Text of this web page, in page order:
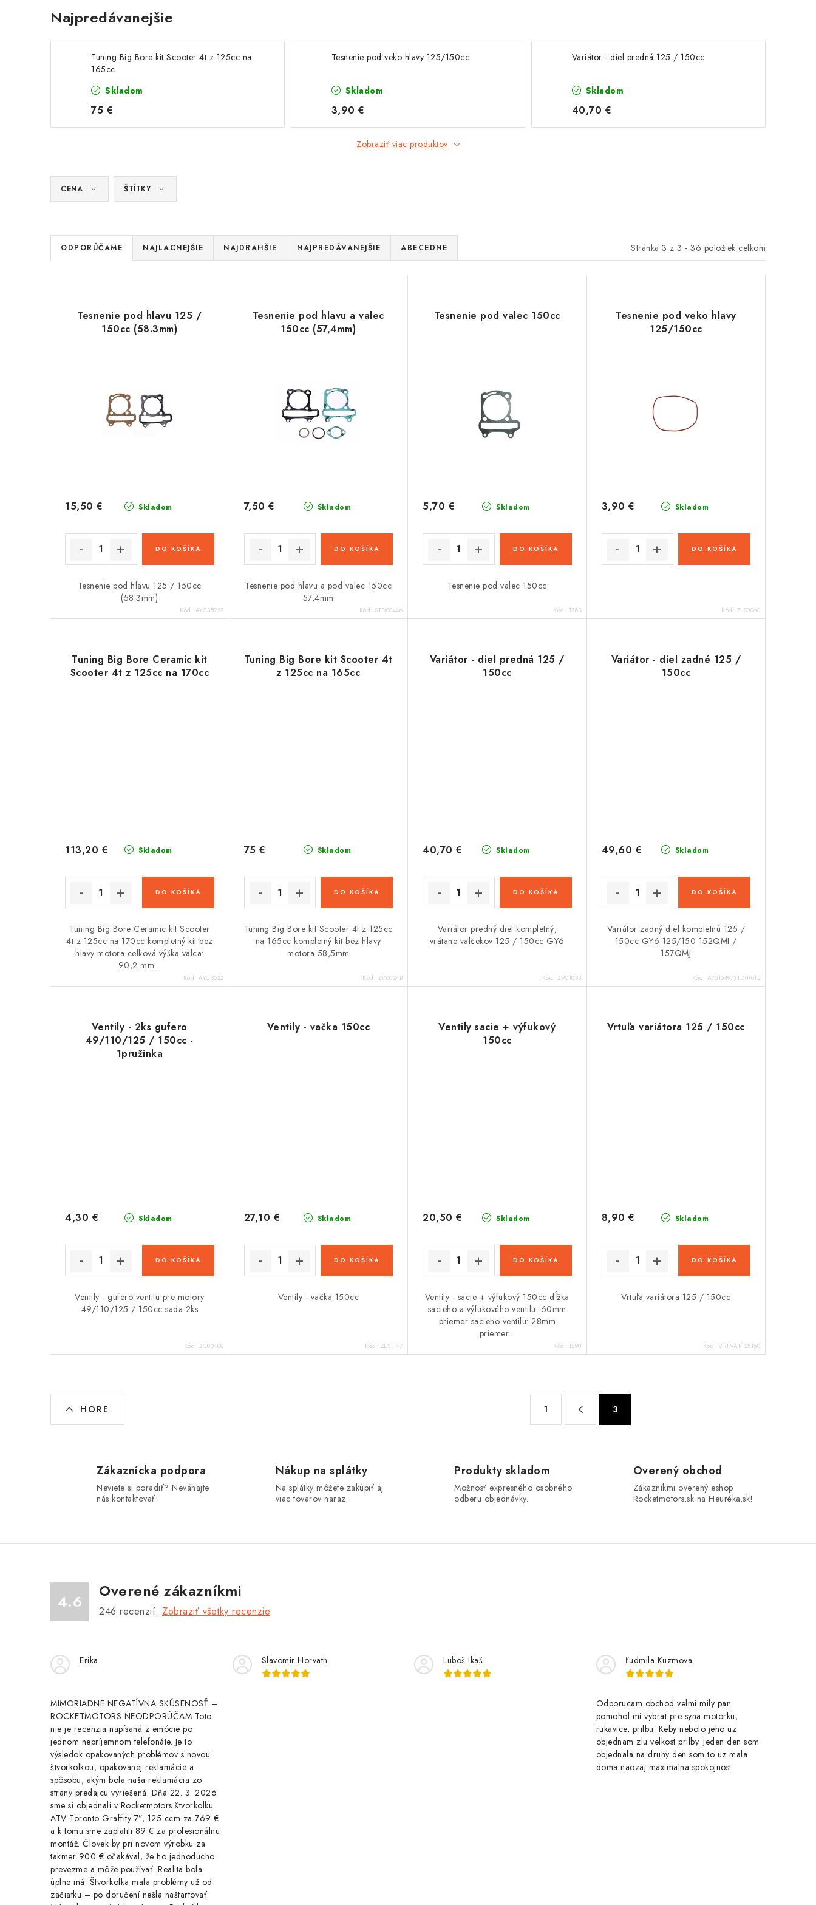
Najpredávanejšie
Tuning Big Bore kit Scooter 4t z 125cc na
165cc
Skladom
75 €
Tesnenie pod veko hlavy 125/150cc
Skladom
3,90 €
Variátor - diel predná 125 / 150cc
Skladom
40,70 €
Zobraziť viac produktov
CENA ŠTÍTKY
Stránka 3 z 3 - 36 položiek celkom
R
a
ODPORÚČAME NAJLACNEJŠIE NAJDRAHŠIE NAJPREDÁVANEJŠIE ABECEDNE
Tesnenie pod hlavu 125 /
150cc (58.3mm)
Skladom
15,50 €
DO KOŠÍKA
Tesnenie pod hlavu 125 / 150cc
(58.3mm)
Kód: AYC35222
Tesnenie pod hlavu a valec
150cc (57,4mm)
Skladom
7,50 €
DO KOŠÍKA
Tesnenie pod hlavu a pod valec 150cc
57,4mm
Kód: STD00446
Tesnenie pod valec 150cc
Skladom
5,70 €
DO KOŠÍKA
Tesnenie pod valec 150cc
Kód: 1283
Tesnenie pod veko hlavy
125/150cc
Skladom
3,90 €
DO KOŠÍKA
Kód: ZLS0060
Tuning Big Bore Ceramic kit
Scooter 4t z 125cc na 170cc
Skladom
113,20 €
DO KOŠÍKA
Tuning Big Bore Ceramic kit Scooter
4t z 125cc na 170cc kompletný kit bez
hlavy motora celková výška valca:
90,2 mm...
Kód: AYC3522
Tuning Big Bore kit Scooter 4t
z 125cc na 165cc
Skladom
75 €
DO KOŠÍKA
Tuning Big Bore kit Scooter 4t z 125cc
na 165cc kompletný kit bez hlavy
motora 58,5mm
Kód: ZV0024B
Variátor - diel predná 125 /
150cc
Skladom
40,70 €
DO KOŠÍKA
Variátor predný diel kompletný,
vrátane valčekov 125 / 150cc GY6
Kód: ZV0103B
Variátor - diel zadné 125 /
150cc
Skladom
49,60 €
DO KOŠÍKA
Variátor zadný diel kompletnú 125 /
150cc GY6 125/150 152QMI /
157QMJ
Kód: AY51649/STD01015
Ventily - 2ks gufero
49/110/125 / 150cc -
1pružinka
Skladom
4,30 €
DO KOŠÍKA
Ventily - gufero ventilu pre motory
49/110/125 / 150cc sada 2ks
Kód: ZC00400
Ventily - vačka 150cc
Skladom
27,10 €
DO KOŠÍKA
Ventily - vačka 150cc
Kód: ZLS1147
Ventily sacie + výfukový
150cc
Skladom
20,50 €
DO KOŠÍKA
Ventily - sacie + výfukový 150cc dĺžka
sacieho a výfukového ventilu: 60mm
priemer sacieho ventilu: 28mm
priemer...
Kód: 1290
Vrtuľa variátora 125 / 150cc
Skladom
8,90 €
DO KOŠÍKA
Vrtuľa variátora 125 / 150cc
Kód: VRTVAR125150
O
v
i
p
v
y
ý
p
i
s
u
S
n
k
o
1 3
HORE
Zákaznícka podpora
Neviete si poradiť? Neváhajte
nás kontaktovať!
Nákup na splátky
Na splátky môžete zakúpiť aj
viac tovarov naraz.
Produkty skladom
Možnosť expresného osobného
odberu objednávky.
Overený obchod
Zákazníkmi overený eshop
Rocketmotors.sk na Heuréka.sk!
4.6
Overené zákazníkmi
246 recenzií. Zobraziť všetky recenzie
Erika
MIMORIADNE NEGATÍVNA SKÚSENOSŤ –
ROCKETMOTORS NEODPORÚČAM Toto
nie je recenzia napísaná z emócie po
jednom nepríjemnom telefonáte. Je to
výsledok opakovaných problémov s novou
štvorkolkou, opakovanej reklamácie a
spôsobu, akým bola naša reklamácia zo
strany predajcu vyriešená. Dňa 22. 3. 2026
sme si objednali v Rocketmotors štvorkolku
ATV Toronto Graffity 7”, 125 ccm za 769 €
a k tomu sme zaplatili 89 € za profesionálnu
montáž. Človek by pri novom výrobku za
takmer 900 € očakával, že ho jednoducho
prevezme a môže používať. Realita bola
úplne iná. Štvorkolka mala problémy už od
začiatku – po doručení nešla naštartovať.
Slavomir Horvath Luboš Ikaš Ľudmila Kuzmova
Odporucam obchod velmi mily pan
pomohol mi vybrat pre syna motorku,
rukavice, prilbu. Keby nebolo jeho uz
objednam zlu velkost prilby. Jeden den som
objednala na druhy den som to uz mala
doma naozaj maximalna spokojnost